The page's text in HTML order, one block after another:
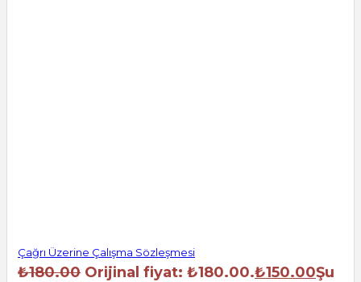
Çağrı Üzerine Çalışma Sözleşmesi
₺180.00 Orijinal fiyat: ₺180.00.₺150.00Şu